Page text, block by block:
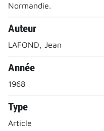
Normandie.
Auteur
LAFOND, Jean
Année
1968
Type
Article